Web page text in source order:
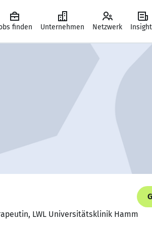
finden Unternehmen Netzwerk
LWL Universitätsklinik Hamm